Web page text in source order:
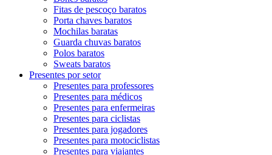
Fitas de pescoço baratos
Porta chaves baratos
Mochilas baratas
Guarda chuvas baratos
Polos baratos
Sweats baratos
Presentes por setor
Presentes para professores
Presentes para médicos
Presentes para enfermeiras
Presentes para ciclistas
Presentes para jogadores
Presentes para motociclistas
Presentes para viajantes